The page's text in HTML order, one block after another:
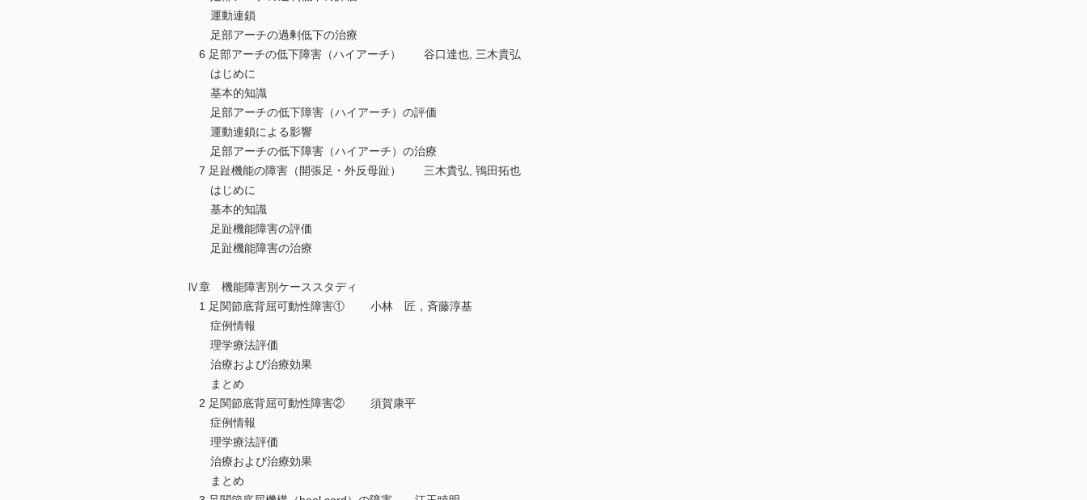
運動連鎖
足部アーチの過剰低下の治療
6 足部アーチの低下障害（ハイアーチ） 谷口達也, 三木貴弘
はじめに
基本的知識
足部アーチの低下障害（ハイアーチ）の評価
運動連鎖による影響
足部アーチの低下障害（ハイアーチ）の治療
7 足趾機能の障害（開張足・外反母趾） 三木貴弘, 鴇田拓也
はじめに
基本的知識
足趾機能障害の評価
足趾機能障害の治療
Ⅳ章 機能障害別ケーススタディ
1 足関節底背屈可動性障害① 小林 匠，斉藤淳基
症例情報
理学療法評価
治療および治療効果
まとめ
2 足関節底背屈可動性障害② 須賀康平
症例情報
理学療法評価
治療および治療効果
まとめ